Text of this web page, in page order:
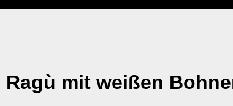
Ragù mit weißen